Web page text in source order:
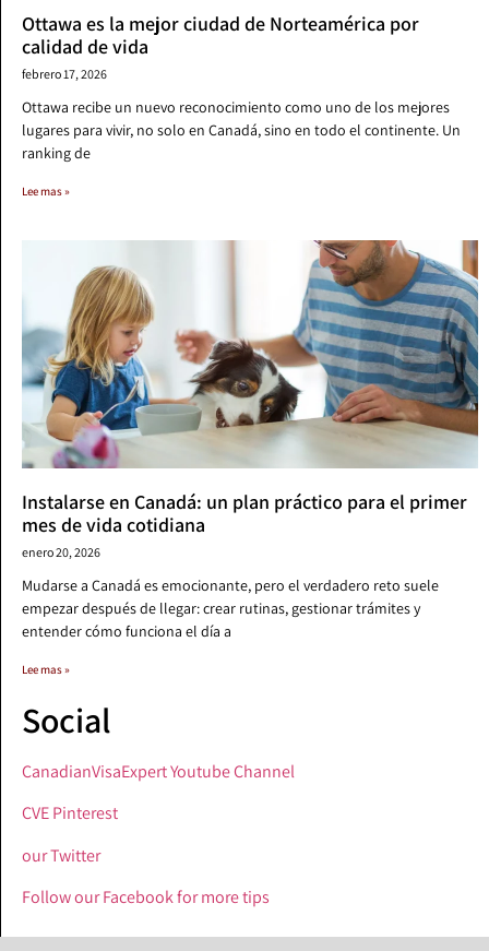
Ottawa es la mejor ciudad de Norteamérica por
calidad de vida
febrero 17, 2026
Ottawa recibe un nuevo reconocimiento como uno de los mejores
lugares para vivir, no solo en Canadá, sino en todo el continente. Un
ranking de
Lee mas »
Instalarse en Canadá: un plan práctico para el primer
mes de vida cotidiana
enero 20, 2026
Mudarse a Canadá es emocionante, pero el verdadero reto suele
empezar después de llegar: crear rutinas, gestionar trámites y
entender cómo funciona el día a
Lee mas »
Social
CanadianVisaExpert Youtube Channel
CVE Pinterest
our Twitter
Follow our Facebook for more tips